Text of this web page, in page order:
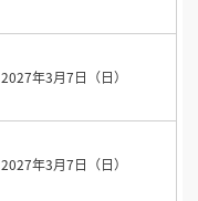
2027年3月7日（日）
2027年3月7日（日）